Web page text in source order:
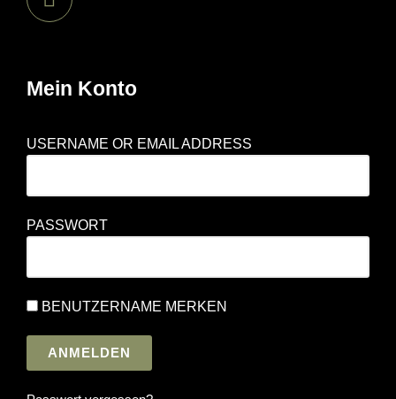
Mein Konto
USERNAME OR EMAIL ADDRESS
PASSWORT
BENUTZERNAME MERKEN
ANMELDEN